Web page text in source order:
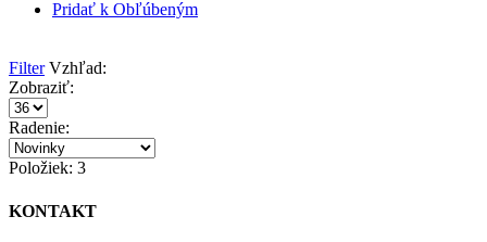
Pridať k Obľúbeným
Filter Vzhľad:
Zobraziť:
Radenie:
Položiek: 3
KONTAKT